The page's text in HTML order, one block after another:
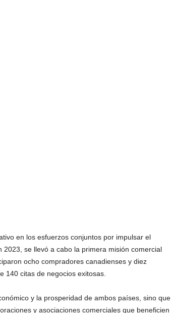
en los esfuerzos conjuntos por impulsar el
se llevó a cabo la primera misión comercial
ocho compradores canadienses y diez
140 citas de negocios exitosas.
y la prosperidad de ambos países, sino que
y asociaciones comerciales que beneficien